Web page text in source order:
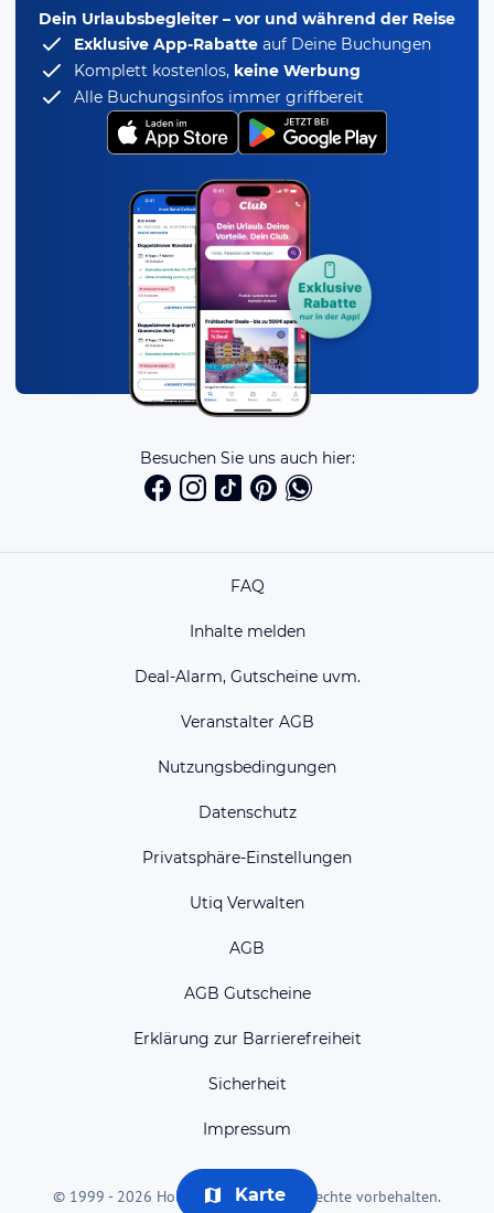
Karte
Dein Urlaubsbegleiter – vor und während der Reise
Exklusive App-Rabatte auf Deine Buchungen
Komplett kostenlos, keine Werbung
Alle Buchungsinfos immer griffbereit
Besuchen Sie uns auch hier:
FAQ
Inhalte melden
Deal-Alarm, Gutscheine uvm.
Veranstalter AGB
Nutzungsbedingungen
Datenschutz
Privatsphäre-Einstellungen
Utiq Verwalten
AGB
AGB Gutscheine
Erklärung zur Barrierefreiheit
Sicherheit
Impressum
© 1999 - 2026 HolidayCheck AG. Alle Rechte vorbehalten.